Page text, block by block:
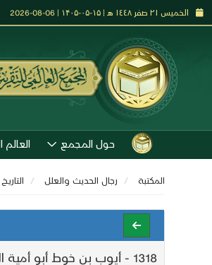
الخميس ٢١ صفر ١٤٤٨ هـ | ۱۵-۰۵-۱۴۰۵ | 06-08-2026
حول المجمع
المكتبة رجال الحديث والعلل
1318 - أيوب بن خوط أبو أمية البصري عن قتادة تركه بن المبارك ويقال الحبطي .